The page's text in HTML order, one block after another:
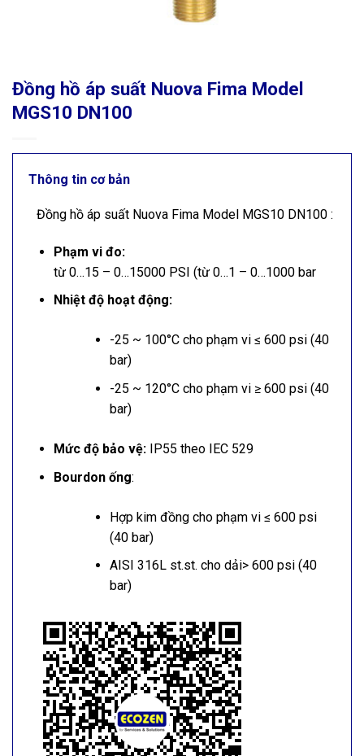
Đồng hồ áp suất Nuova Fima Model
MGS10 DN100
Thông tin cơ bản
Đồng hồ áp suất Nuova Fima Model MGS10 DN100 :
Phạm vi đo:
từ 0…15 – 0…15000 PSI (từ 0…1 – 0…1000 bar
Nhiệt độ hoạt động:
-25 ~ 100°C cho phạm vi ≤ 600 psi (40
bar)
-25 ~ 120°C cho phạm vi ≥ 600 psi (40
bar)
Mức độ bảo vệ:IP55 theo IEC 529
Bourdon ống:
Hợp kim đồng cho phạm vi ≤ 600 psi
(40 bar)
AISI 316L st.st. cho dải> 600 psi (40
bar)